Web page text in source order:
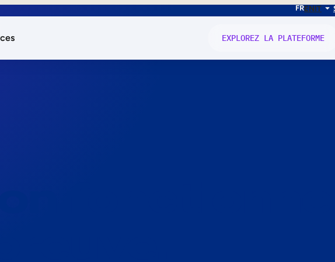
FRENIT
EXPLOREZ LA PLATEFORME